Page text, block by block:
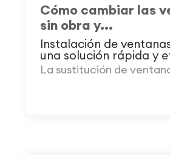
Cómo cambiar las
sin obra y...
Instalación de
una solución rápida y
La sustitución de